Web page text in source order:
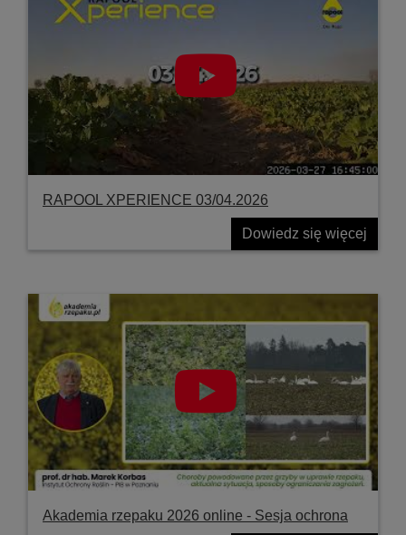
RAPOOL XPERIENCE 03/04.2026
Dowiedz się więcej
Akademia rzepaku 2026 online - Sesja ochrona